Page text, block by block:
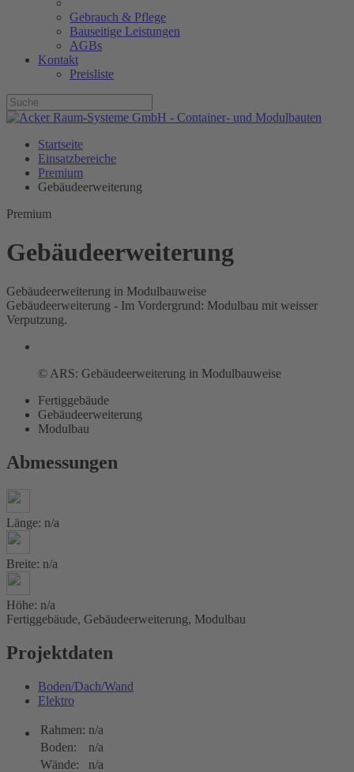
Gebrauch & Pflege
Bauseitige Leistungen
AGBs
Kontakt
Preisliste
Startseite
Einsatzbereiche
Premium
Gebäudeerweiterung
Premium
Gebäudeerweiterung
Gebäudeerweiterung in Modulbauweise
Gebäudeerweiterung - Im Vordergrund: Modulbau mit weisser
Verputzung.
© ARS: Gebäudeerweiterung in Modulbauweise
Fertiggebäude
Gebäudeerweiterung
Modulbau
Abmessungen
Länge: n/a
Breite: n/a
Höhe: n/a
Fertiggebäude, Gebäudeerweiterung, Modulbau
Projektdaten
Boden/Dach/Wand
Elektro
Rahmen: n/a
Boden:
n/a
Wände:
n/a